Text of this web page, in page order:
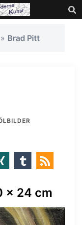
» Brad Pitt
x 24 cm